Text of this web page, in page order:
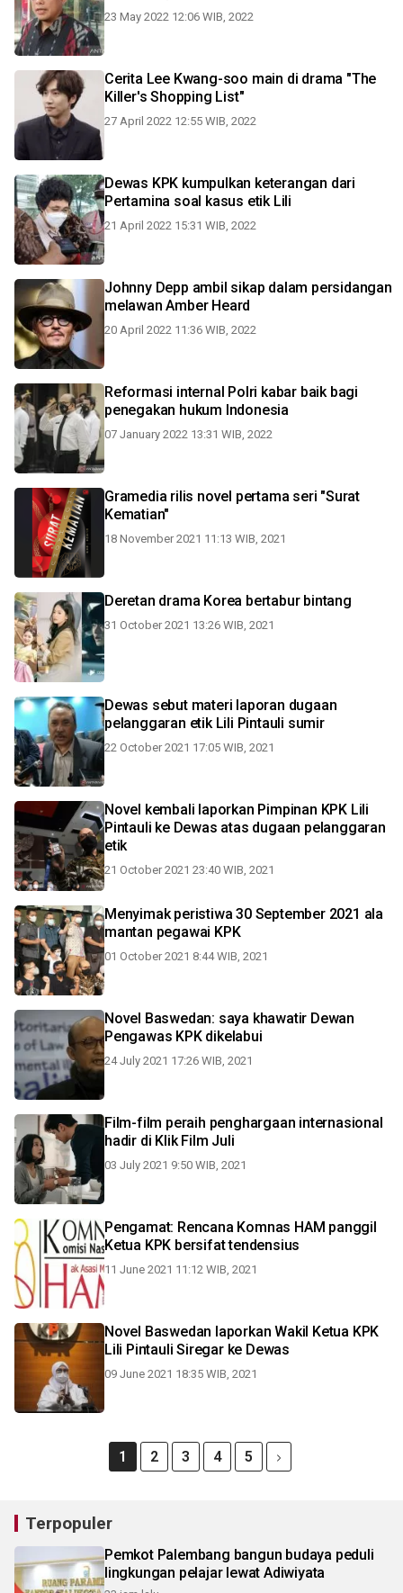
23 May 2022 12:06 WIB, 2022
Cerita Lee Kwang-soo main di drama "The
Killer's Shopping List"
27 April 2022 12:55 WIB, 2022
Dewas KPK kumpulkan keterangan dari
Pertamina soal kasus etik Lili
21 April 2022 15:31 WIB, 2022
Johnny Depp ambil sikap dalam persidangan
melawan Amber Heard
20 April 2022 11:36 WIB, 2022
Reformasi internal Polri kabar baik bagi
penegakan hukum Indonesia
07 January 2022 13:31 WIB, 2022
Gramedia rilis novel pertama seri "Surat
Kematian"
18 November 2021 11:13 WIB, 2021
Deretan drama Korea bertabur bintang
31 October 2021 13:26 WIB, 2021
Dewas sebut materi laporan dugaan
pelanggaran etik Lili Pintauli sumir
22 October 2021 17:05 WIB, 2021
Novel kembali laporkan Pimpinan KPK Lili
Pintauli ke Dewas atas dugaan pelanggaran
etik
21 October 2021 23:40 WIB, 2021
Menyimak peristiwa 30 September 2021 ala
mantan pegawai KPK
01 October 2021 8:44 WIB, 2021
Novel Baswedan: saya khawatir Dewan
Pengawas KPK dikelabui
24 July 2021 17:26 WIB, 2021
Film-film peraih penghargaan internasional
hadir di Klik Film Juli
03 July 2021 9:50 WIB, 2021
Pengamat: Rencana Komnas HAM panggil
Ketua KPK bersifat tendensius
11 June 2021 11:12 WIB, 2021
Novel Baswedan laporkan Wakil Ketua KPK
Lili Pintauli Siregar ke Dewas
09 June 2021 18:35 WIB, 2021
1 2 3 4 5
Terpopuler
Pemkot Palembang bangun budaya peduli
lingkungan pelajar lewat Adiwiyata